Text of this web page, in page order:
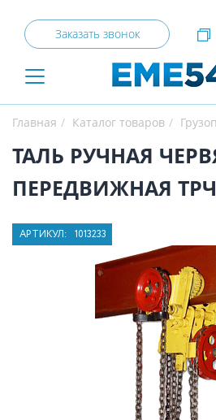
Заказать звонок
Главная Каталог товаров
ТАЛЬ РУЧНАЯ
ПЕРЕДВИЖНАЯ
АРТИКУЛ: 1013233